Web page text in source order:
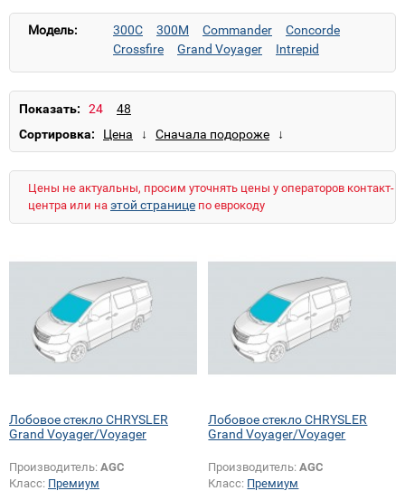
Модель: 300C 300M Commander
Concorde
Crossfire
Grand Voyager
Intrepid
Показать:
Сортировка:
Цены не актуальны, просим уточнять цены у операторов контакт-
центра или на этой странице по еврокоду
Лобовое стекло CHRYSLER
Grand Voyager/Voyager
Производитель: AGC
Класс: Премиум
Лобовое стекло CHRYSLER
Grand Voyager/Voyager
Производитель:AGC
Класс: Премиум